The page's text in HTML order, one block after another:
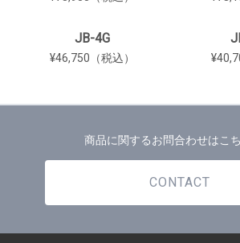
JB-4G
¥46,750（税込）
商品に関するお問合わせはこ
CONTACT